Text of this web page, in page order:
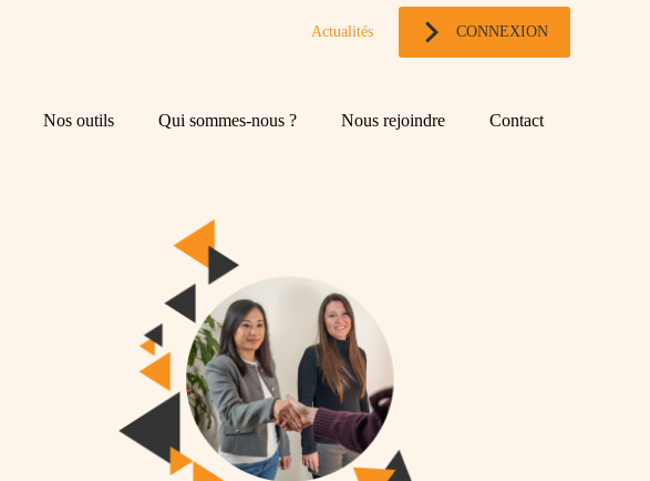
Actualités CONNEXION
Nos outils Qui sommes-nous ? Nous rejoindre Contact